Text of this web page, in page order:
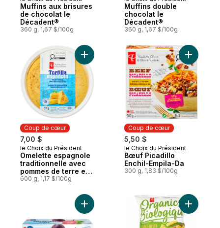
Muffins aux brisures
de chocolat le
Décadent®
360 g, 1,67 $/100g
Muffins double
chocolat le
Décadent®
360 g, 1,67 $/100g
Coup de cœur
7,00 $
Coup de cœur
le Choix du Président
Omelette espagnole
traditionnelle avec
pommes de terre et
oignons
600 g, 1,17 $/100g
Ajouter Omelette espagnole
Coup de cœur
5,50 $
Coup de cœur
le Choix du Président
Bœuf Picadillo
Enchil-Empila-Da
300 g, 1,83 $/100g
Ajouter
Ajouter